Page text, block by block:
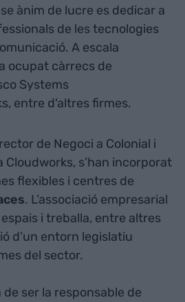
ànim de lucre es dedicar a
de les tecnologies
A escala
ocupat càrrecs de
Systems
entre d'altres firmes.
de Negoci a Colonial i
Cloudworks, s’han incorporat
flexibles i centres de
. L’associació empresarial
i treballa, entre altres
d’un entorn legislatiu
del sector.
de ser la responsable de